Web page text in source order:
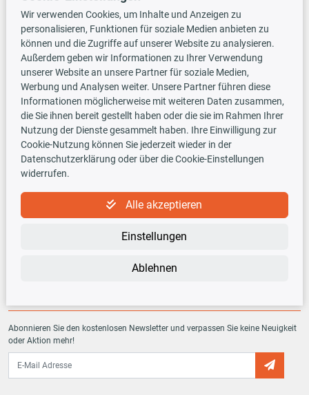
Vorauskasse
Versandarten
TecDoc INSIDE
Abonnieren Sie den kostenlosen Newsletter und verpassen Sie keine Neuigkeit
oder Aktion mehr!
Wir verwenden Cookies, um Inhalte und Anzeigen zu
personalisieren, Funktionen für soziale Medien anbieten zu
können und die Zugriffe auf unserer Website zu analysieren.
Außerdem geben wir Informationen zu Ihrer Verwendung
unserer Website an unsere Partner für soziale Medien,
Werbung und Analysen weiter. Unsere Partner führen diese
Informationen möglicherweise mit weiteren Daten zusammen,
die Sie ihnen bereit gestellt haben oder die sie im Rahmen Ihrer
Nutzung der Dienste gesammelt haben. Ihre Einwilligung zur
Cookie-Nutzung können Sie jederzeit wieder in der
Datenschutzerklärung oder über die Cookie-Einstellungen
widerrufen.
Alle akzeptieren
Einstellungen
Ablehnen